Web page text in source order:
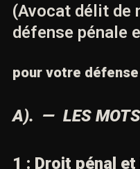
(Avocat délit de
défense pénale
pour votre défense
A). — LES MOTS
1 : Droit pénal